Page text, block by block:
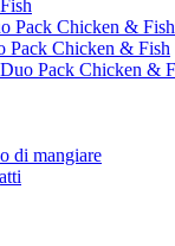
Pack Chicken & Fish
Pack Chicken & Fish
Pack Chicken &
di mangiare